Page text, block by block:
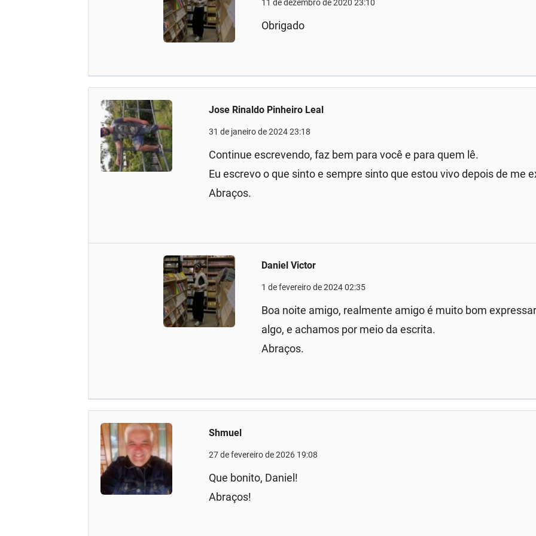
11 de dezembro de 2020 23:10
Obrigado
Jose Rinaldo Pinheiro Leal
31 de janeiro de 2024 23:18
Continue escrevendo, faz bem para você e para quem lê.
Eu escrevo o que sinto e sempre sinto que estou vivo depois de me
Abraços.
Daniel Victor
1 de fevereiro de 2024 02:35
Boa noite amigo, realmente amigo é muito bom
algo, e achamos por meio da escrita.
Abraços.
Shmuel
27 de fevereiro de 2026 19:08
Que bonito, Daniel!
Abraços!